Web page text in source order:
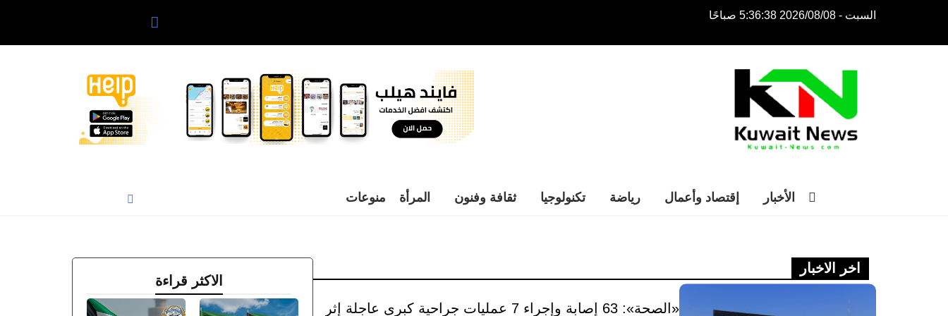
السبت - 2026/08/08 5:36:38 صباحًا
NE
NEWS ELEMENTOR
الأخبار إقتصاد وأعمال رياضة تكنولوجيا ثقافة وفنون المرأة منوعات
اخر الاخبار
«الصحة»: 63 إصابة وإجراء 7 عمليات جراحية كبرى عاجلة إثر
الاكثر قراءة